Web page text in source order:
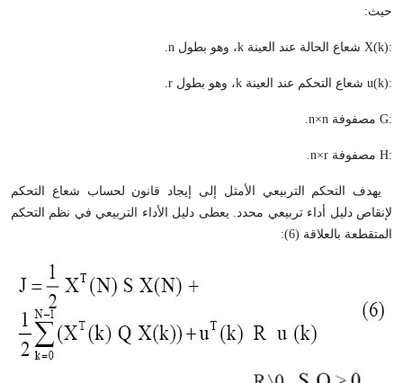
حيث:
:X(k) شعاع الحالة عند العينة k، وهو بطول n.
:u(k) شعاع التحكم عند العينة k، وهو بطول r.
:G مصفوفة n×n.
:H مصفوفة n×r.
يهدف التحكم التربيعي الأمثل إلى إيجاد قانون لحساب شعاع التحكم
لإنقاص دليل أداء تربيعي محدد. يعطى دليل الأداء التربيعي في نظم التحكم
المتقطعة بالعلاقة (6):